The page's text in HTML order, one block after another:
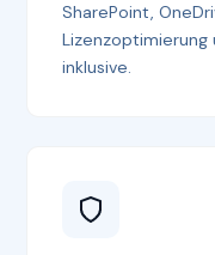
SharePoint,
inklusive.